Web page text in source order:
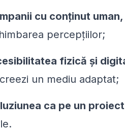
cu conținut
percepțiilor;
fizică și
un mediu adaptat;
ca pe un